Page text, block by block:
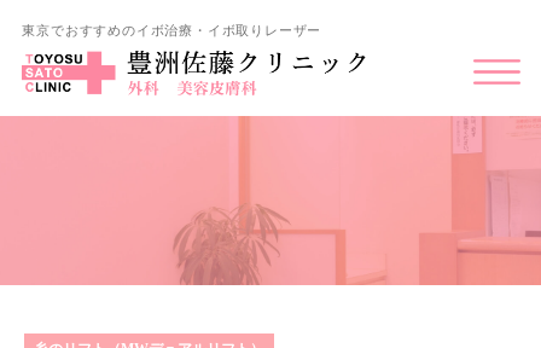
東京でおすすめのイボ治療・イボ取りレーザー